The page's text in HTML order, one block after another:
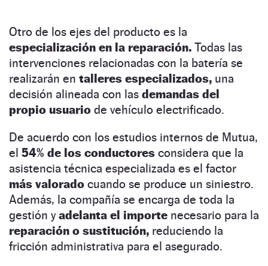
Otro de los ejes del producto es la
especialización en la reparación. Todas las
intervenciones relacionadas con la batería se
realizarán en talleres especializados, una
decisión alineada con las demandas del
propio usuario de vehículo electrificado.
De acuerdo con los estudios internos de Mutua,
el 54% de los conductores considera que la
asistencia técnica especializada es el factor
más valorado cuando se produce un siniestro.
Además, la compañía se encarga de toda la
gestión yadelanta el importe necesario para la
reparación o sustitución, reduciendo la
fricción administrativa para el asegurado.